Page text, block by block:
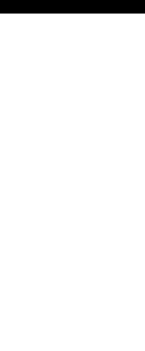
Programmatūra un